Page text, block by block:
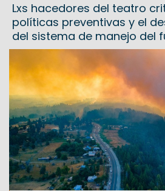
Lxs hacedores del teatro
políticas preventivas y el
del sistema de manejo del